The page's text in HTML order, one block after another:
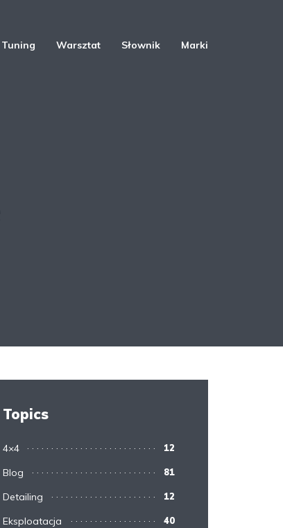
Tuning Warsztat Słownik Marki
Topics
4×4 12
Blog 81
Detailing 12
Eksploatacja 40